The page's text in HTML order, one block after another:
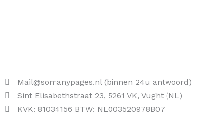
Mail@somanypages.nl (binnen 24u antwoord)
Sint Elisabethstraat 23, 5261 VK, Vught (NL)
KVK: 81034156 BTW: NL003520978B07